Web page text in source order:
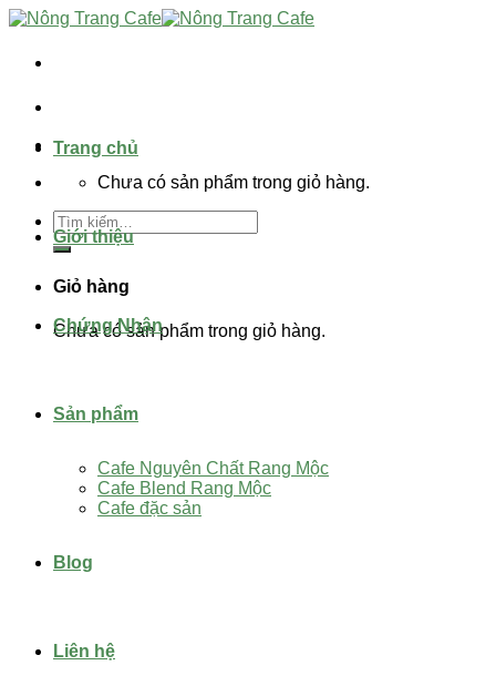
Skip
content
Chưa có sản phẩm trong giỏ hàng.
Tìm
kiếm:
Giỏ hàng
Chưa có sản phẩm trong giỏ hàng.
Trang chủ
Giới thiệu
Chứng Nhận
Sản phẩm
Cafe Nguyên Chất Rang Mộc
Cafe Blend Rang Mộc
Cafe đặc sản
Blog
Liên hệ